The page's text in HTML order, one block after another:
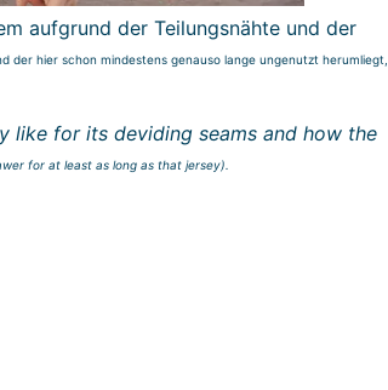
aufgrund der Teilungsnähte und der
der hier schon mindestens genauso lange ungenutzt herumliegt,
like for its deviding seams and how the
for at least as long as that jersey).